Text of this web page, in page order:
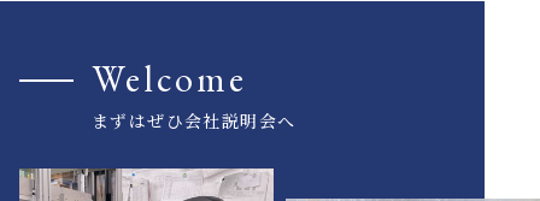
Welcome
まずはぜひ会社説明会へ